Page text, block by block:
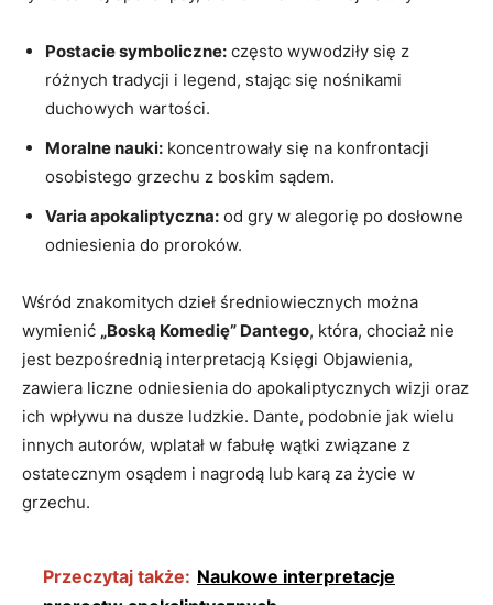
Postacie symboliczne: ‍często wywodziły się z
różnych tradycji i legend, stając się nośnikami
duchowych wartości.
Moralne‍ nauki: koncentrowały się na konfrontacji
osobistego grzechu z boskim sądem.
Varia apokaliptyczna: od gry‍ w alegorię po dosłowne
odniesienia do proroków.
Wśród‌ znakomitych dzieł średniowiecznych można
⁢wymienić „Boską ⁤Komedię” Dantego, która, chociaż ⁣nie
jest bezpośrednią interpretacją⁣ Księgi⁢ Objawienia,⁤
zawiera liczne odniesienia‌ do apokaliptycznych wizji oraz⁤
ich wpływu ‌na dusze ludzkie. Dante, podobnie jak wielu
innych autorów, wplatał w ‍fabułę wątki związane z
ostatecznym osądem i nagrodą lub karą za życie w
grzechu.
Przeczytaj także: Naukowe interpretacje